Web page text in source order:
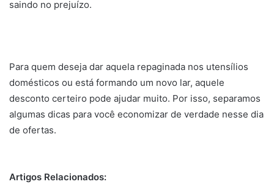
saindo no prejuízo.
Para quem deseja dar aquela repaginada nos utensílios
domésticos ou está formando um novo lar, aquele
desconto certeiro pode ajudar muito. Por isso, separamos
algumas dicas para você economizar de verdade nesse dia
de ofertas.
Artigos Relacionados: